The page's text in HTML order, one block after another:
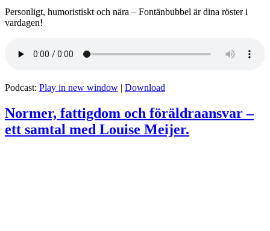
Personligt, humoristiskt och nära – Fontänbubbel är dina röster i
vardagen!
Podcast: Play in new window | Download
Normer, fattigdom och föräldraansvar –
ett samtal med Louise Meijer.